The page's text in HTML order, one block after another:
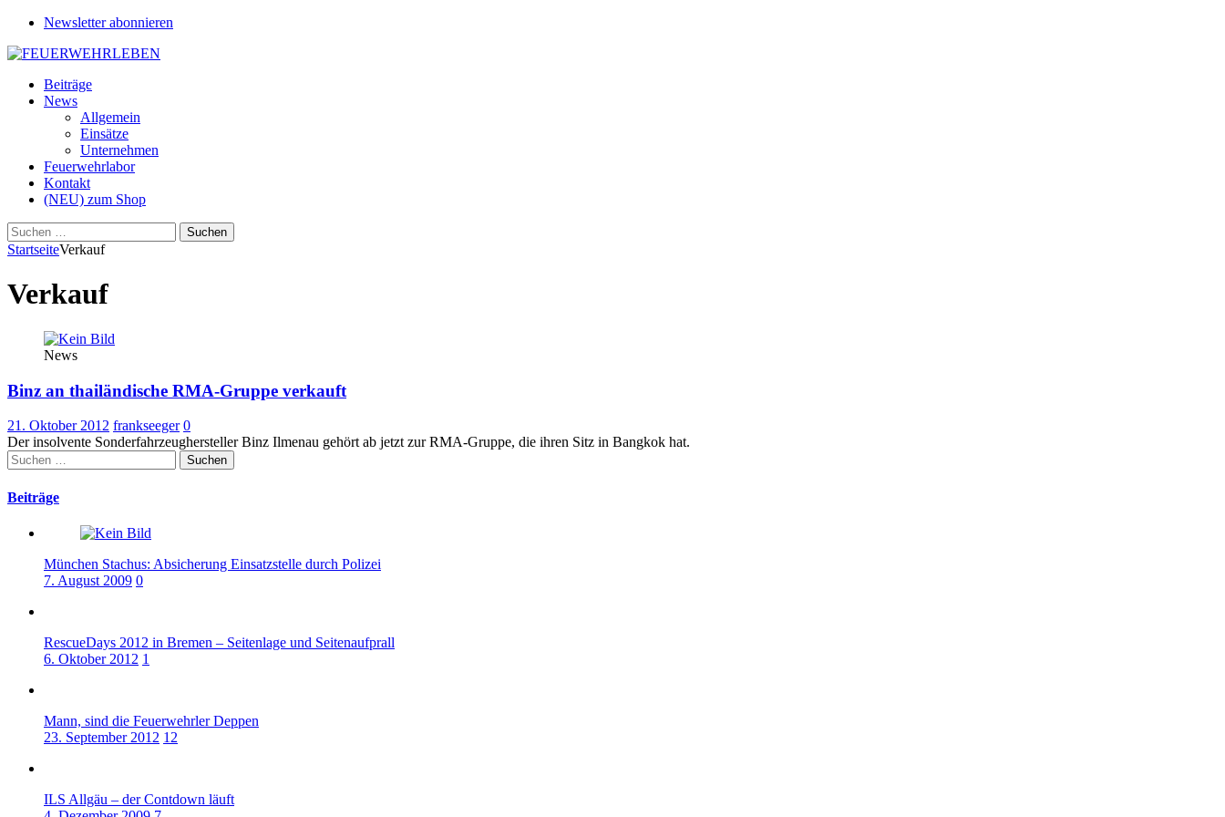
Newsletter abonnieren
Beiträge
News
Allgemein
Einsätze
Unternehmen
Feuerwehrlabor
Kontakt
(NEU) zum Shop
Suchen
nach:
StartseiteVerkauf
Verkauf
News
Binz an thailändische RMA-Gruppe verkauft
21. Oktober 2012 frankseeger 0
Der insolvente Sonderfahrzeughersteller Binz Ilmenau gehört ab jetzt zur RMA-Gruppe, die ihren Sitz in Bangkok hat.
Suchen
nach:
Beiträge
München Stachus: Absicherung Einsatzstelle durch Polizei
7. August 2009 0
RescueDays 2012 in Bremen – Seitenlage und Seitenaufprall
6. Oktober 2012 1
Mann, sind die Feuerwehrler Deppen
23. September 2012 12
ILS Allgäu – der Contdown läuft